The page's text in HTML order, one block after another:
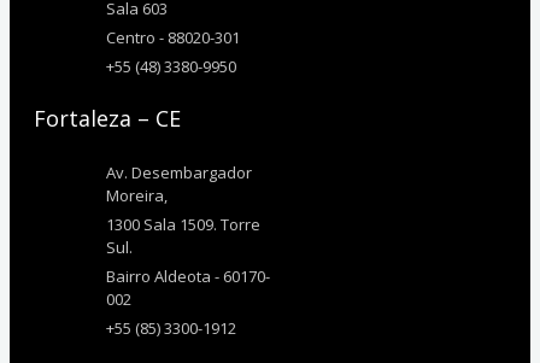
Sala 603
Centro - 88020-301
+55 (48) 3380-9950
Fortaleza – CE
Av. Desembargador
Moreira,
1300 Sala 1509. Torre
Sul.
Bairro Aldeota - 60170-
002
+55 (85) 3300-1912